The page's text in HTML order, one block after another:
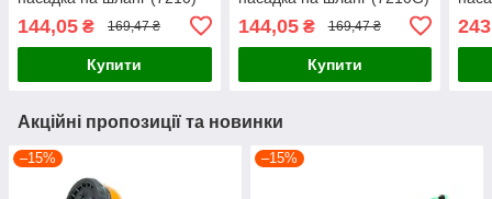
144,05 ₴ 169,47 ₴
Купити
144,05₴ 169,47 ₴
Купити
Акційні пропозиції та новинки
–15% –15%